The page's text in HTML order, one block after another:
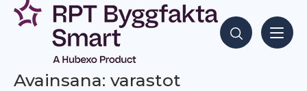
Siirry
sisältöön
Hae sisältöjä
Avainsana: varastot